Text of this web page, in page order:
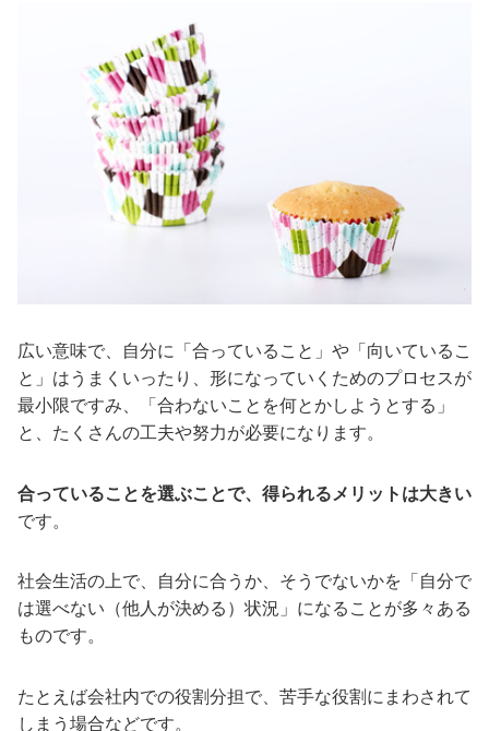
広い意味で、自分に「合っていること」や「向いているこ
と」はうまくいったり、形になっていくためのプロセスが
最小限ですみ、「合わないことを何とかしようとする」
と、たくさんの工夫や努力が必要になります。
合っていることを選ぶことで、得られるメリットは大きい
です。
社会生活の上で、自分に合うか、そうでないかを「自分で
は選べない（他人が決める）状況」になることが多々ある
ものです。
たとえば会社内での役割分担で、苦手な役割にまわされて
しまう場合などです。